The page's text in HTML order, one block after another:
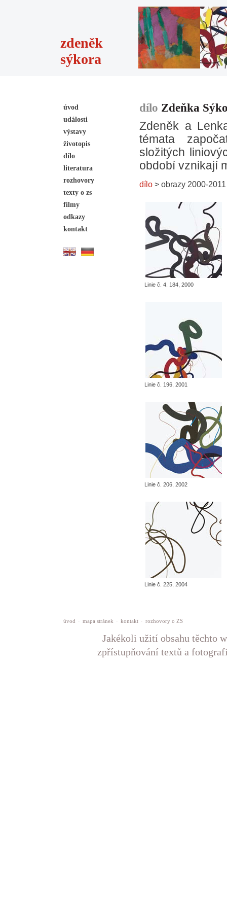
zdeněk
sýkora
úvod
události
výstavy
životopis
dílo
literatura
rozhovory
texty o zs
filmy
odkazy
kontakt
dílo Zdeňka
Zdeněk a
témata
složitých
období vznikají
dílo > obrazy 2000-2011
Linie č. 4. 184, 2000
Linie č. 196, 2001
Linie č. 206, 2002
Linie č. 225, 2004
úvod · mapa stránek · kontakt · rozhovory o ZS
Jakékoli užití obsahu těchto
zpřístupňování textů a